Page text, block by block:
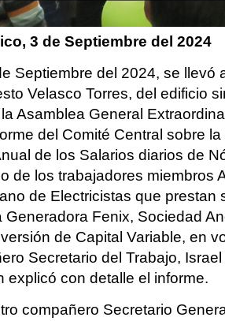
3 de Septiembre del 2024
Septiembre del 2024, se llevó
Velasco Torres, del edificio
Asamblea General
del Comité Central sobre
de los Salarios diarios de
de los trabajadores miembros
de Electricistas que prestan
Generadora Fenix, Sociedad
de Capital Variable, en
Secretario del Trabajo,
explicó con detalle el informe.
compañero Secretario